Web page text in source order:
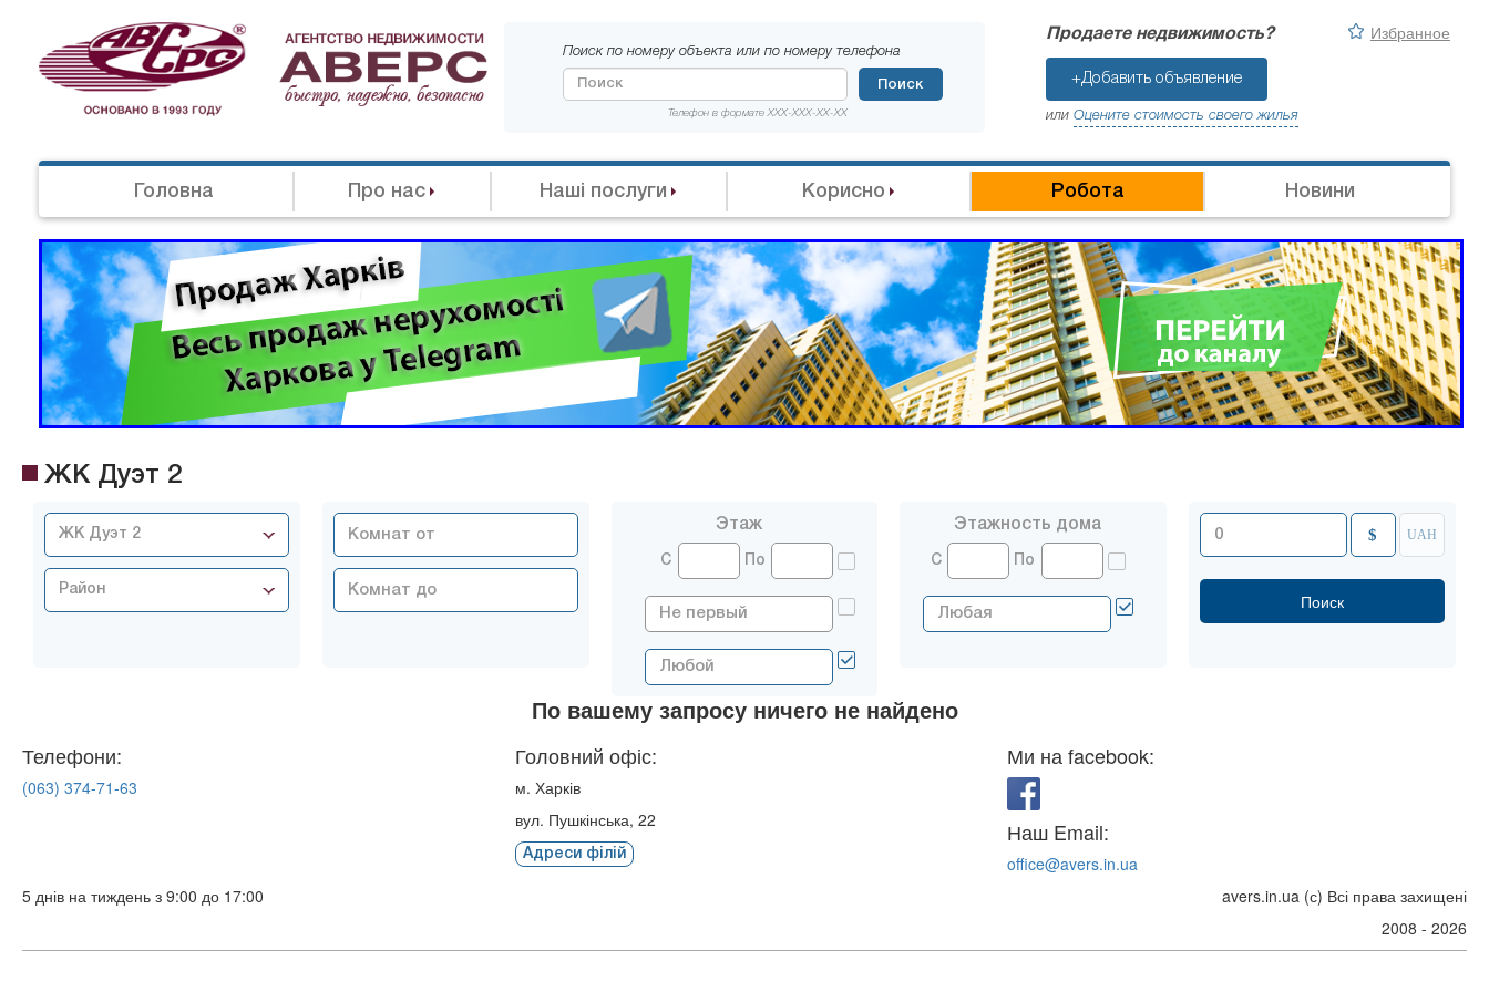
Поиск по номеру объекта или по номеру телефона
Телефон в формате XXX-XXX-XX-XX
Поиск
Продаете недвижимость?
+Добавить объявление
или Оцените стоимость своего жилья
Избранное
Головна Про нас Наші послуги Корисно Робота Новини
ЖК Дуэт 2
ЖК Дуэт 2
Район
Этаж
С По
Этажность дома
С По
$ UAH
По вашему запросу ничего не найдено
Телефони:
(063) 374-71-63
Головний офіс:
м. Харків
вул. Пушкінська, 22
Адреси філій
Ми на facebook:
Наш Email:
office@avers.in.ua
5 днів на тиждень з 9:00 до 17:00
avers.in.ua (с) Всі права захищені
2008 - 2026